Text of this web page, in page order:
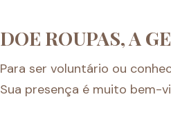
DOE ROUPAS, A
Para ser voluntário ou
Sua presença é muito bem-